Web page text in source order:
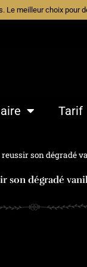
meilleur choix pour
Tarif
son dégradé
son dégradé